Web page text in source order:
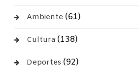
Ambiente (61)
Cultura(138)
Deportes (92)